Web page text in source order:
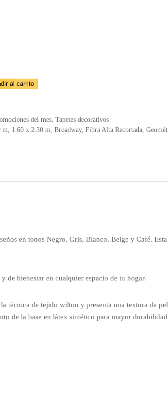
al carrito
del mes Tapetes decorativos
m 1.60 x 2.30 m Broadway, Fibra Alta Recortada
en tonos Negro, Gris, Blanco, Beige y Café.
de bienestar en cualquier espacio de tu hogar.
técnica de tejido wilton y presenta una textura de
de la base en látex sintético para mayor